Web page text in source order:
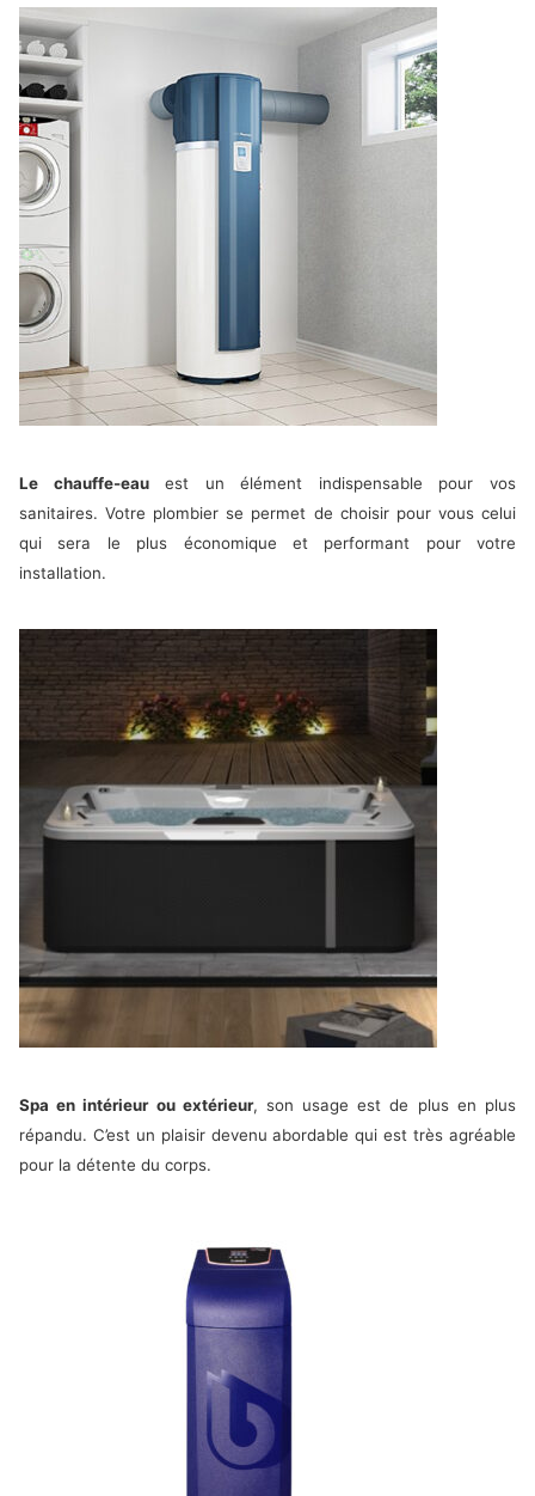
Le chauffe-eauest un élément indispensable pour vos
sanitaires. Votre plombier se permet de choisir pour vous celui
qui sera le plus économique et performant pour votre
installation.
Spa en intérieur ou extérieur, son usage est de plus en plus
répandu. C’est un plaisir devenu abordable qui est très agréable
pour la détente du corps.